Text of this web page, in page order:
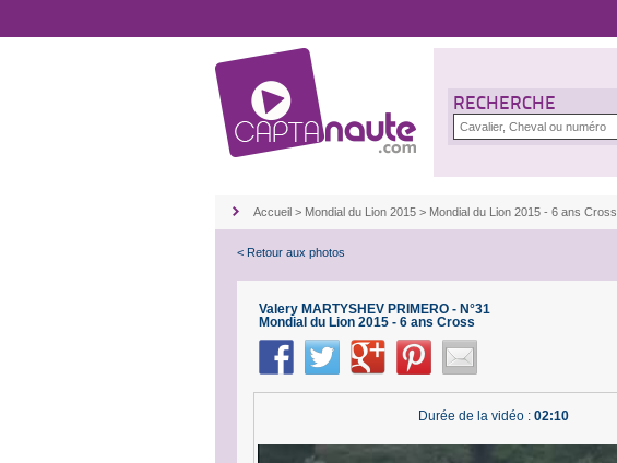
RECHERCHE
Accueil > Mondial du Lion 2015 > Mondial du Lion 2015 - 6 ans Cross
< Retour aux photos
Valery MARTYSHEV PRIMERO - N°31
Mondial du Lion 2015 - 6 ans Cross
Durée de la vidéo : 02:10